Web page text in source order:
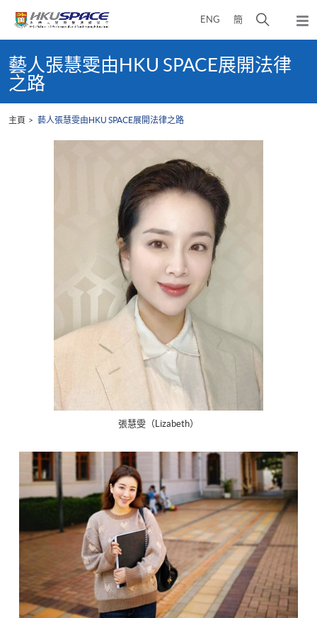
ENG 簡
開
搜
尋
面
彈
出
content
start藝人張慧雯由HKU SPACE展開法律
之路
主頁 藝人張慧雯由HKU SPACE展開法律之路
張慧雯（Lizabeth）